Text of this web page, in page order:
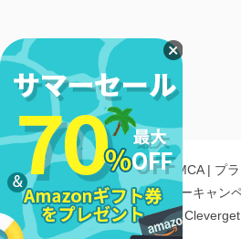
法的免責条項 |DMCA| プ
リエイト|レビューキャン
Copyright ©2026 Cleverget